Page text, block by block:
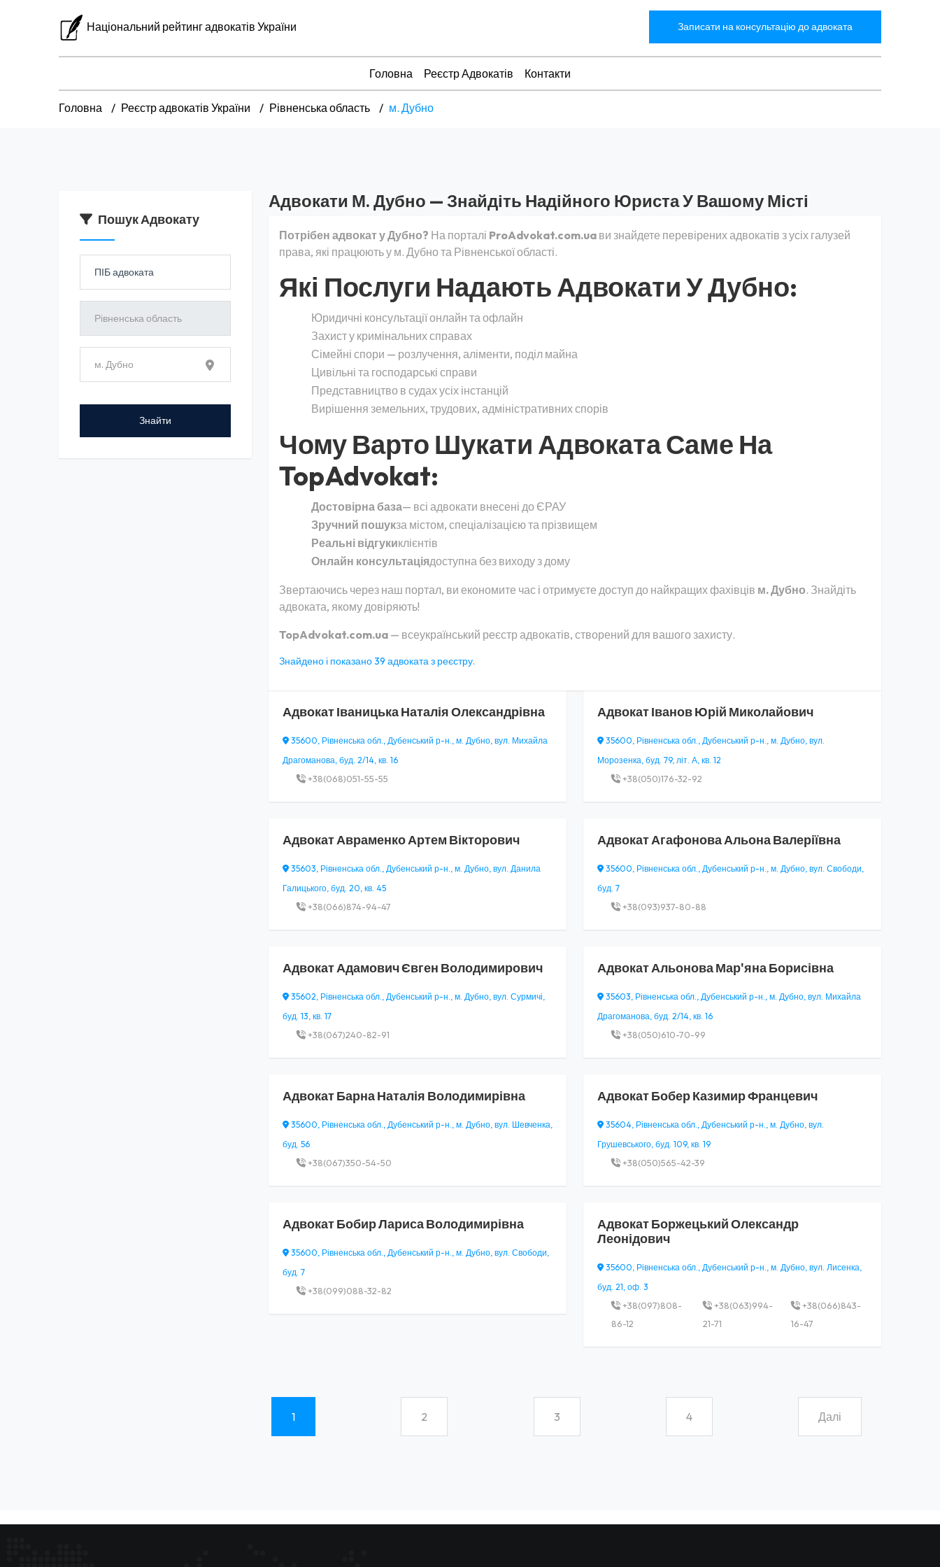
Національний рейтинг адвокатів України Записати на консультацію до адвоката
Головна Реєстр Адвокатів Контакти
Головна Реєстр адвокатів України Рівненська область м. Дубно
Пошук Адвокату
Адвокати М. Дубно — Знайдіть Надійного Юриста У Вашому Місті
Потрібен адвокат у Дубно? На порталі ProAdvokat.com.ua ви знайдете перевірених адвокатів з усіх галузей
права, які працюють у м. Дубно та Рівненської області.
Які Послуги Надають Адвокати У Дубно:
Юридичні консультації онлайн та офлайн
Захист у кримінальних справах
Сімейні спори — розлучення, аліменти, поділ майна
Цивільні та господарські справи
Представництво в судах усіх інстанцій
Вирішення земельних, трудових, адміністративних спорів
Чому Варто Шукати Адвоката Саме На
TopAdvokat:
Достовірна база— всі адвокати внесені до ЄРАУ
Зручний пошукза містом, спеціалізацією та прізвищем
Реальні відгукиклієнтів
Онлайн консультаціядоступна без виходу з дому
Звертаючись через наш портал, ви економите час і отримуєте доступ до найкращих фахівців м. Дубно. Знайдіть
адвоката, якому довіряють!
TopAdvokat.com.ua — всеукраїнський реєстр адвокатів, створений для вашого захисту.
Знайдено і показано 39 адвоката з реєстру.
АдвокатІваницька Наталія Олександрівна
35600, Рівненська обл., Дубенський р-н., м. Дубно, вул. Михайла
Драгоманова, буд. 2/14, кв. 16
+38(068)051-55-55
АдвокатІванов Юрій Миколайович
35600, Рівненська обл., Дубенський р-н., м. Дубно, вул.
Морозенка, буд. 79, літ. А, кв. 12
+38(050)176-32-92
АдвокатАвраменко Артем Вікторович
35603, Рівненська обл., Дубенський р-н., м. Дубно, вул. Данила
Галицького, буд. 20, кв. 45
+38(066)874-94-47
АдвокатАгафонова Альона Валеріївна
35600, Рівненська обл., Дубенський р-н., м. Дубно, вул. Свободи,
буд. 7
+38(093)937-80-88
АдвокатАдамович Євген Володимирович
35602, Рівненська обл., Дубенський р-н., м. Дубно, вул. Сурмичі,
буд. 13, кв. 17
+38(067)240-82-91
АдвокатАльонова Мар'яна Борисівна
35603, Рівненська обл., Дубенський р-н., м. Дубно, вул. Михайла
Драгоманова, буд. 2/14, кв. 16
+38(050)610-70-99
АдвокатБарна Наталія Володимирівна
35600, Рівненська обл., Дубенський р-н., м. Дубно, вул. Шевченка,
буд. 56
+38(067)350-54-50
АдвокатБобер Казимир Францевич
35604, Рівненська обл., Дубенський р-н., м. Дубно, вул.
Грушевського, буд. 109, кв. 19
+38(050)565-42-39
АдвокатБобир Лариса Володимирівна
35600, Рівненська обл., Дубенський р-н., м. Дубно, вул. Свободи,
буд. 7
+38(099)088-32-82
АдвокатБоржецький Олександр
Леонідович
35600, Рівненська обл., Дубенський р-н., м. Дубно, вул. Лисенка,
буд. 21, оф. 3
+38(097)808-
86-12
+38(063)994-
21-71
+38(066)843-
16-47
1
2 3 4 Далі